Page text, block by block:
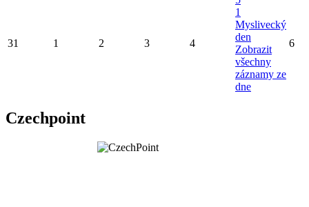
31 1 2 3 4
1
Myslivecký
den
Zobrazit
všechny
záznamy ze
dne
6
Czechpoint